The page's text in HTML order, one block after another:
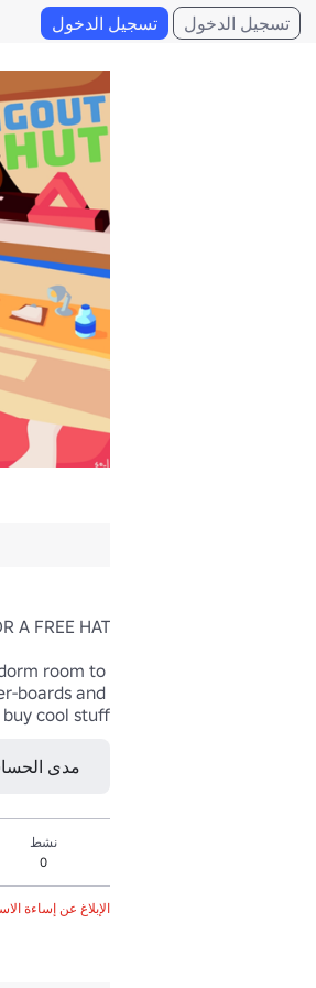
تسجيل الدخول تسجيل الدخول
room to
boards and
cool stuff.
مدى
نشط
0
الإبلاغ عن إساءة